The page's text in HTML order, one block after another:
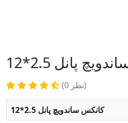
پانل 2.5*12
(0 نظر)
کانکس ساندویچ پانل 2.5*12